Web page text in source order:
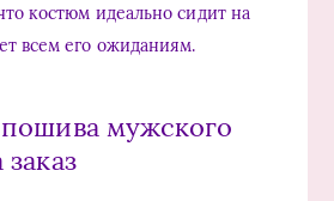
костюм идеально сидит на
всем его ожиданиям.
мужского